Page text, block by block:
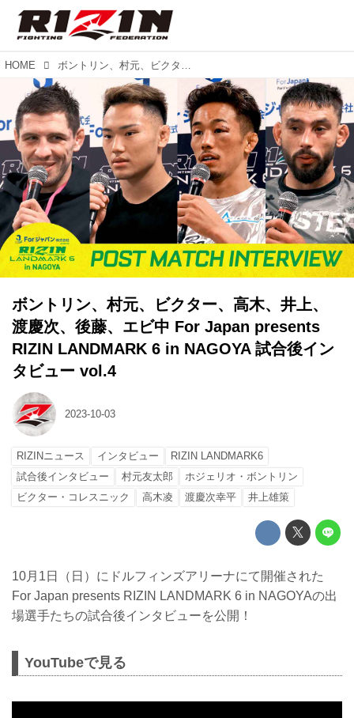
HOME ボントリン、村元、ビクター、高木、井上、渡慶次、後藤、エビ中 For Japan presents RIZIN LANDMARK 6 in NAGOYA 試合後インタビュー vol.4
ボントリン、村元、ビクター、高木、井上、
渡慶次、後藤、エビ中 For Japan presents
RIZIN LANDMARK 6 in NAGOYA 試合後イン
タビュー vol.4
2023-10-03
RIZINニュース インタビュー
RIZIN LANDMARK6
試合後インタビュー
村元友太郎
ホジェリオ・ボントリン
ビクター・コレスニック
高木凌 渡慶次幸平 井上雄策
10月1日（日）にドルフィンズアリーナにて開催された
For Japan presents RIZIN LANDMARK 6 in NAGOYAの出
場選手たちの試合後インタビューを公開！
YouTubeで見る